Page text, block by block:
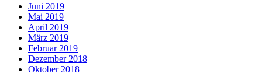
Juni 2019
Mai 2019
April 2019
März 2019
Februar 2019
Dezember 2018
Oktober 2018